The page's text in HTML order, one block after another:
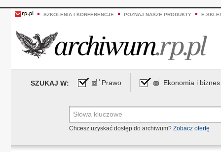
SZKOLENIA I KONFERENCJE POZNAJ NASZE PRODUKTY E-
SZUKAJ W: Prawo Ekonomia i biznes
Chcesz uzyskać dostęp do archiwum? Zobacz ofertę